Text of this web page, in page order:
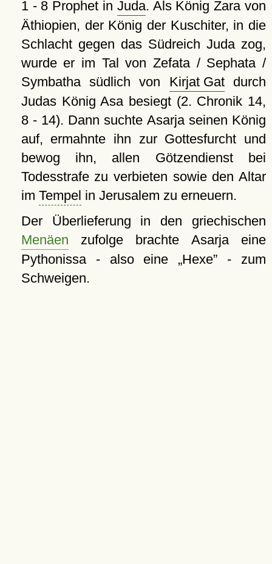
1 - 8 Prophet in Juda. Als König Zara von
Äthiopien, der König der Kuschiter, in die
Schlacht gegen das Südreich Juda zog,
wurde er im Tal von Zefata / Sephata /
Symbatha südlich von Kirjat Gatdurch
Judas König Asa besiegt (2. Chronik 14,
8 - 14). Dann suchte Asarja seinen König
auf, ermahnte ihn zur Gottesfurcht und
bewog ihn, allen Götzendienst bei
Todesstrafe zu verbieten sowie den Altar
im Tempel in Jerusalem zu erneuern.
Der Überlieferung in den griechischen
Menäen zufolge brachte Asarja eine
Pythonissa - also eine Hexe
- zum
Schweigen.